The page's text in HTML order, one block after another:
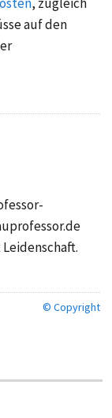
auf den
© Copyright